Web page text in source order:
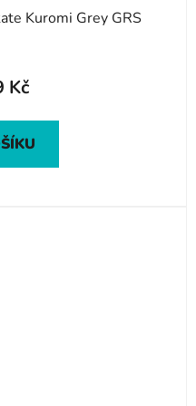
Kuromi Grey GRS
Kč